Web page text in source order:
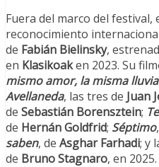
Fuera del marco del festival,
reconocimiento
de Fabián Bielinsky,
en Klasikoaken 2023. Su
mismo amor, la misma lluvia
Avellaneda, las tres de Juan
de Sebastián Borensztein;
de Hernán Goldfrid; Séptimo
saben, de Asghar Farhadi; y
de Bruno Stagnaro, en 2025.